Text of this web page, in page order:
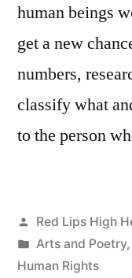
human beings
get a new
numbers,
classify what
to the person
Posted
by
Red Lips High
Posted
in
Arts and Poetry,
Human Rights